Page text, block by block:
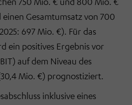
Gesamtumsatz von 700
697 Mio. €). Für das
ein positives Ergebnis vor
auf dem Niveau des
Mio. €) prognostiziert.
inklusive eines